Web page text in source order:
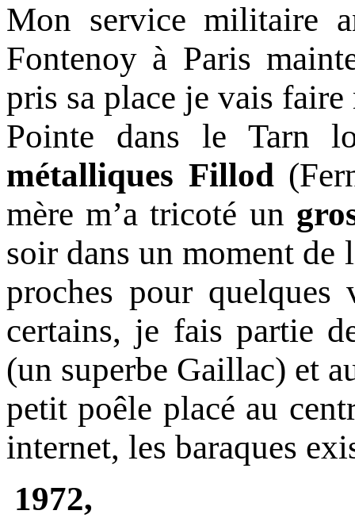
Mon service militaire
Fontenoy à Paris
pris sa place je vais
Pointe dans le Tarn
métalliques Fillod
mère m’a tricoté un
soir dans un moment de
proches pour
certains, je fais partie
(un superbe Gaillac) et
petit poêle placé au
internet, les baraques
1972,